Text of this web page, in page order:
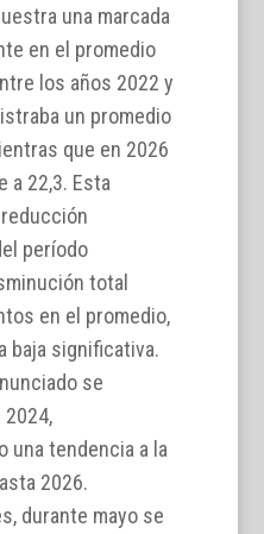
una marcada
en el promedio
los años 2022 y
un promedio
que en 2026
a 22,3. Esta
período
total
en el promedio,
baja significativa.
se
una tendencia a la
2026.
durante mayo se